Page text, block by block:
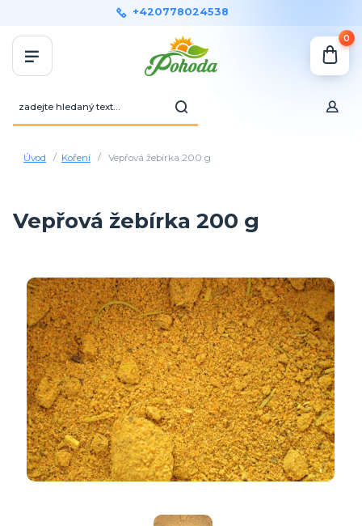
+420778024538
0
Úvod Koření Vepřová žebírka 200 g
Vepřová žebírka 200 g